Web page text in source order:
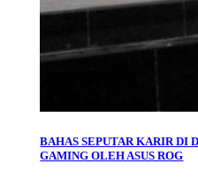
BAHAS SEPUTAR KARIR DI
GAMING OLEH ASUS ROG